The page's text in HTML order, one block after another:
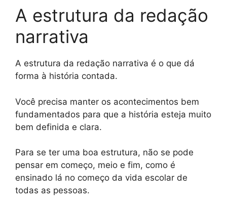
A estrutura da redação
narrativa
A estrutura da redação narrativa é o que dá
forma à história contada.
Você precisa manter os acontecimentos bem
fundamentados para que a história esteja muito
bem definida e clara.
Para se ter uma boa estrutura, não se pode
pensar em começo, meio e fim, como é
ensinado lá no começo da vida escolar de
todas as pessoas.